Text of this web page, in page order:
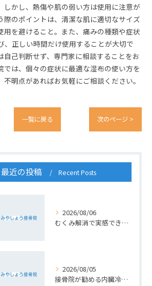
しかし、熱傷や肌の弱い方は使用に注意が
際のポイントは、清潔な肌に適切なサイズ
用を避けること。また、痛みの種類や症状
、正しい時間だけ使用することが大切で
自己判断せず、専門家に相談することをお
では、個々の症状に最適な湿布の使い方を
明点があればお気軽にご相談ください。
一覧に戻る 次のページ >
最近の投稿 Recent Posts
2026/08/06
むくみ解消で実感できる接骨院の小顔ケア術
2026/08/05
接骨院が勧める内臓冷え改善食材